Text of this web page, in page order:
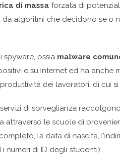
di massa forzata di
algoritmi che decidono se o
ossia malware
e su Internet ed ha
dei lavoratori, di cui
di sorveglianza
attraverso le scuole di
la data di nascita,
numeri di ID degli studenti).